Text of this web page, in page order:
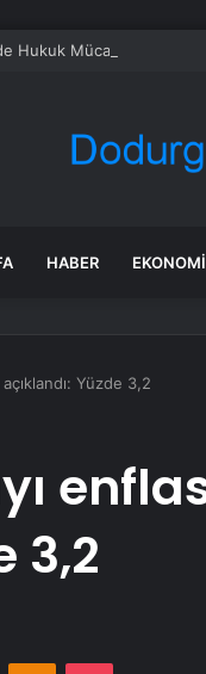
Hukuk Mücadelesi Sürekli
HABER EKONOMI
Yüzde 3,2
3,2
Odnoklassniki
Pocket